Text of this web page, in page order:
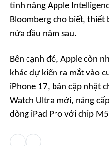
tính năng Apple
Bloomberg cho biết, thiết
nửa đầu năm sau.
Bên cạnh đó, Apple còn
khác dự kiến ra mắt vào
iPhone 17, bản cập nhật
Watch Ultra mới, nâng
dòng iPad Pro với chip